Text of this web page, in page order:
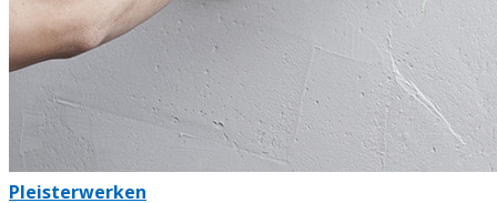
Pleisterwerken